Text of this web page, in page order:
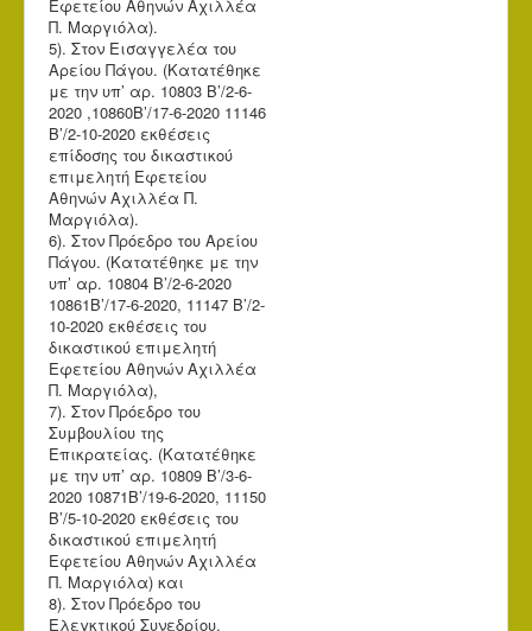
Εφετείου Αθηνών Αχιλλέα
Π. Μαργιόλα).
5). Στον Εισαγγελέα του
Αρείου Πάγου. (Κατατέθηκε
με την υπ’ αρ. 10803 Β’/2-6-
2020 ,10860Β’/17-6-2020 11146
Β’/2-10-2020 εκθέσεις
επίδοσης του δικαστικού
επιμελητή Εφετείου
Αθηνών Αχιλλέα Π.
Μαργιόλα).
6). Στον Πρόεδρο του Αρείου
Πάγου. (Κατατέθηκε με την
υπ’ αρ. 10804 Β’/2-6-2020
10861Β’/17-6-2020, 11147 Β’/2-
10-2020 εκθέσεις του
δικαστικού επιμελητή
Εφετείου Αθηνών Αχιλλέα
Π. Μαργιόλα),
7). Στον Πρόεδρο του
Συμβουλίου της
Επικρατείας. (Κατατέθηκε
με την υπ’ αρ. 10809 Β’/3-6-
2020 10871Β’/19-6-2020, 11150
Β’/5-10-2020 εκθέσεις του
δικαστικού επιμελητή
Εφετείου Αθηνών Αχιλλέα
Π. Μαργιόλα) και
8). Στον Πρόεδρο του
Ελεγκτικού Συνεδρίου.